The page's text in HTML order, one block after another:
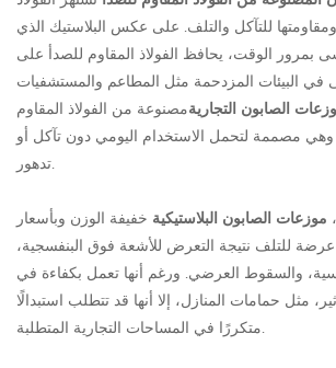
ومقاومتها للتآكل والتلف. على عكس البلاستيك الذي
بمرور الوقت، يحافظ الفولاذ المقاوم للصدأ على
في البيئات المزدحمة مثل المطاعم والمستشفيات
الصابون التجاريةمصنوعة من الفولاذ المقاوم
الممتاز، وهي مصممة لتحمل الاستخدام اليومي دون تآكل أو
تدهور.
موزعات الصابون البلاستيكية خفيفة الوزن وبأسعار
عرضة للتلف نتيجة التعرض للأشعة فوق البنفسجية،
والسقوط العرضي. ورغم أنها تعمل بكفاءة في
مثل حمامات المنازل، إلا أنها قد تتطلب استبدالًا
متكررًا في المساحات التجارية المتطلبة.